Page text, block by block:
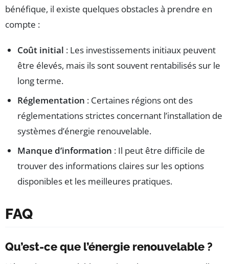
bénéfique, il existe quelques obstacles à prendre en
compte :
Coût initial : Les investissements initiaux peuvent
être élevés, mais ils sont souvent rentabilisés sur le
long terme.
Réglementation : Certaines régions ont des
réglementations strictes concernant l’installation de
systèmes d’énergie renouvelable.
Manque d’information : Il peut être difficile de
trouver des informations claires sur les options
disponibles et les meilleures pratiques.
FAQ
Qu’est-ce que l’énergie renouvelable ?